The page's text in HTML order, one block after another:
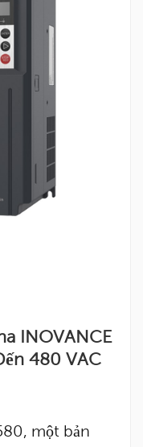
INOVANCE
480 VAC
một bản